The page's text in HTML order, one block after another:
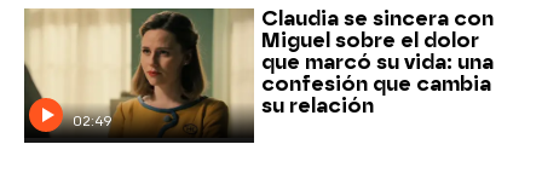
02:49
Claudia se sincera con
Miguel sobre el dolor
que marcó su vida: una
confesión que cambia
su relación